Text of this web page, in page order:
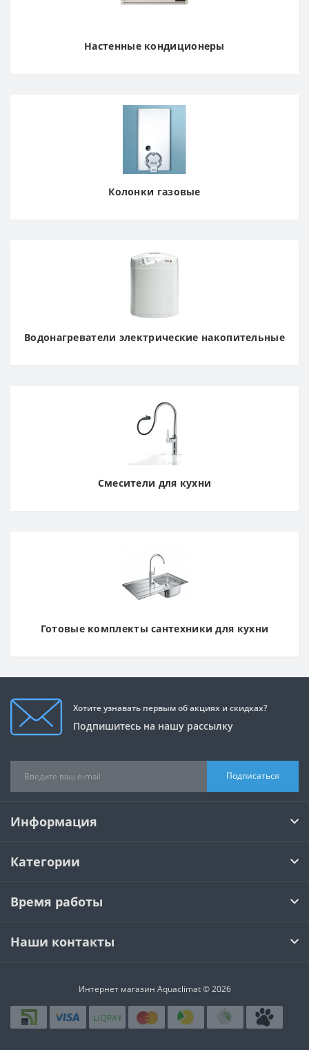
Настенные кондиционеры
Колонки газовые
Водонагреватели электрические накопительные
Смесители для кухни
Готовые комплекты сантехники для кухни
Хотите узнавать первым об акциях и скидках?
Подпишитесь на нашу рассылку
Подписаться
Информация
Категории
Время работы
Наши контакты
Интернет магазин Aquaclimat © 2026